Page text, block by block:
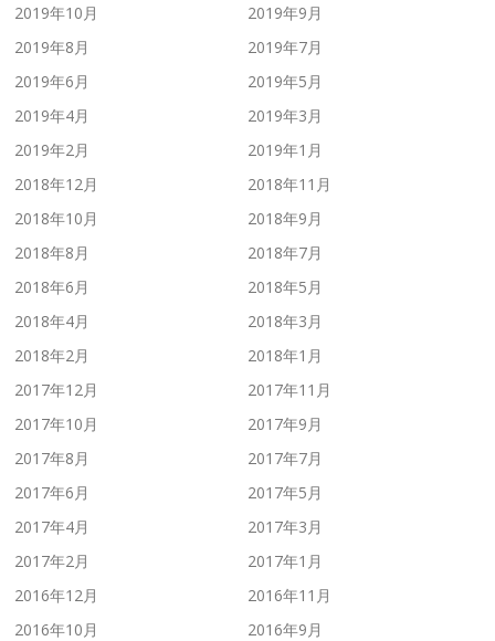
2019年10月
2019年9月
2019年8月
2019年7月
2019年6月
2019年5月
2019年4月
2019年3月
2019年2月
2019年1月
2018年12月
2018年11月
2018年10月
2018年9月
2018年8月
2018年7月
2018年6月
2018年5月
2018年4月
2018年3月
2018年2月
2018年1月
2017年12月
2017年11月
2017年10月
2017年9月
2017年8月
2017年7月
2017年6月
2017年5月
2017年4月
2017年3月
2017年2月
2017年1月
2016年12月
2016年11月
2016年10月
2016年9月